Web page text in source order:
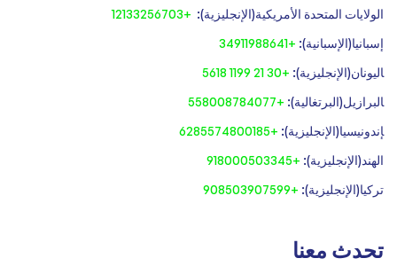
الولايات المتحدة الأمريكية(الإنجليزية): +12133256703
إسبانيا(الإسبانية): +34911988641
‍اليونان(الإنجليزية): +30 21 1199 5618
‍البرازيل(البرتغالية): +558008784077‍
‍إندونيسيا(الإنجليزية): +6285574800185
الهند(الإنجليزية): +918000503345
تركيا(الإنجليزية): +908503907599
تحدث معنا